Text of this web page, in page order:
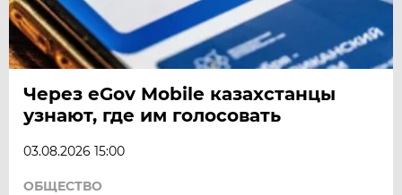
Через eGov Mobile казахстанцы
узнают, где им голосовать
03.08.2026 15:00
ОБЩЕСТВО